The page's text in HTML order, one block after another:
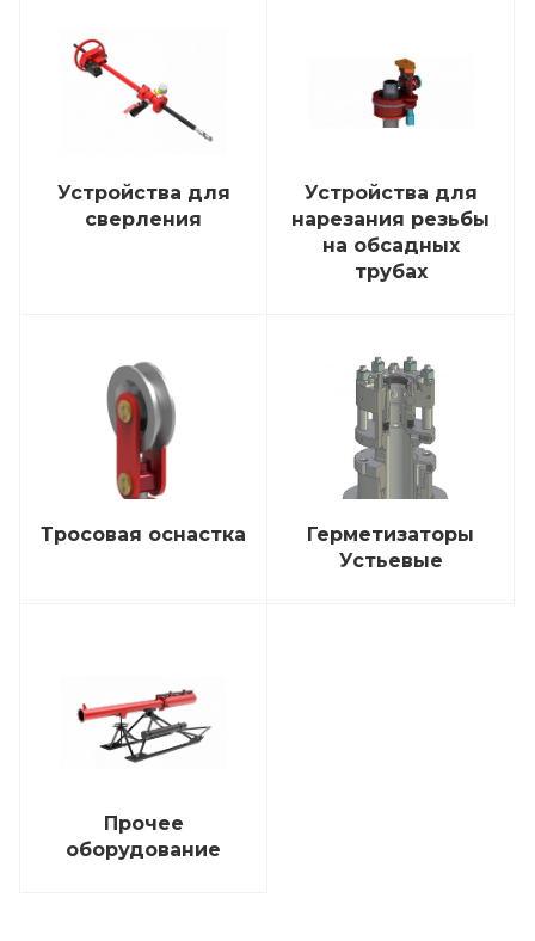
Устройства для
сверления
Устройства для
нарезания резьбы
на обсадных
трубах
Тросовая оснастка
Герметизаторы
Устьевые
Прочее
оборудование